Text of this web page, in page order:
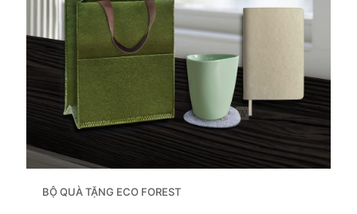
BỘ QUÀ TẶNG ECO FOREST